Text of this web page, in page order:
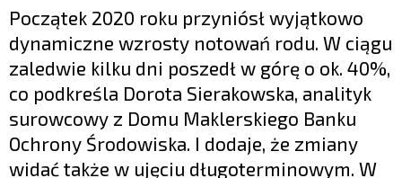
Początek 2020 roku przyniósł wyjątkowo
dynamiczne wzrosty notowań rodu. W ciągu
zaledwie kilku dni poszedł w górę o ok. 40%,
co podkreśla Dorota Sierakowska, analityk
surowcowy z Domu Maklerskiego Banku
Ochrony Środowiska. I dodaje, że zmiany
widać także w ujęciu długoterminowym. W